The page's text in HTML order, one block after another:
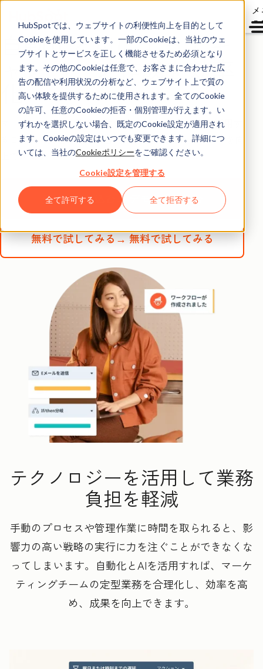
HubSpotでは、ウェブサイトの利便性向上を目的として
Cookieを使用しています。一部のCookieは、当社のウェ
ブサイトとサービスを正しく機能させるため必須となり
ます。その他のCookieは任意で、お客さまに合わせた広
告の配信や利用状況の分析など、ウェブサイト上で質の
高い体験を提供するために使用されます。全てのCookie
の許可、任意のCookieの拒否・個別管理が行えます。い
ずれかを選択しない場合、既定のCookie設定が適用され
ます。Cookieの設定はいつでも変更できます。詳細につ
いては、当社のCookieポリシーをご確認ください。
Cookie設定を管理する
全て許可する 全て拒否する
自動化とAIによってキ
ャンペーン作成を効率
化
マーケティング業務を自動化し、AI（人工知能）を活用す
ることで、会社の成長に合わせて業務の質とスピードを向
上できます。
デモを申し込む→ デモを申し込む
無料で試してみる→無料で試してみる
テクノロジーを活用して業務
負担を軽減
手動のプロセスや管理作業に時間を取られると、影
響力の高い戦略の実行に力を注ぐことができなくな
ってしまいます。自動化とAIを活用すれば、マーケ
ティングチームの定型業務を合理化し、効率を高
め、成果を向上できます。